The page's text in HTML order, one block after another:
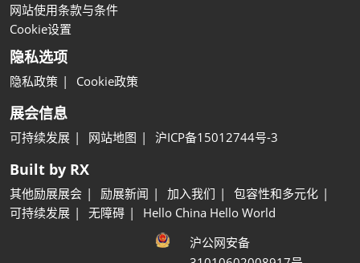
网站使用条款与条件
Cookie设置
隐私选项
隐私政策 Cookie政策
展会信息
可持续发展 网站地图 沪ICP备15012744号-3
Built by RX
其他励展展会 励展新闻 加入我们
包容性和多元化
可持续发展
无障碍
Hello China Hello World
沪公网安备